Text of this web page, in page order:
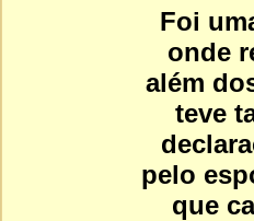
Foi
onde
além
teve
pelo
que